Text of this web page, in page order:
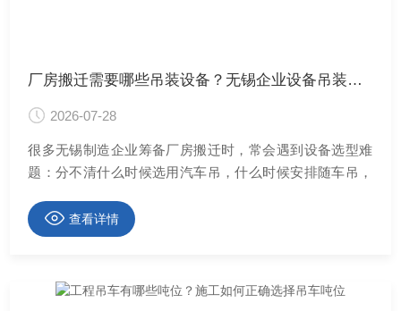
厂房搬迁需要哪些吊装设备？无锡企业设备吊装选型参考
2026-07-28
很多无锡制造企业筹备厂房搬迁时，常会遇到设备选型难
题：分不清什么时候选用汽车吊，什么时候安排随车吊，
查看详情